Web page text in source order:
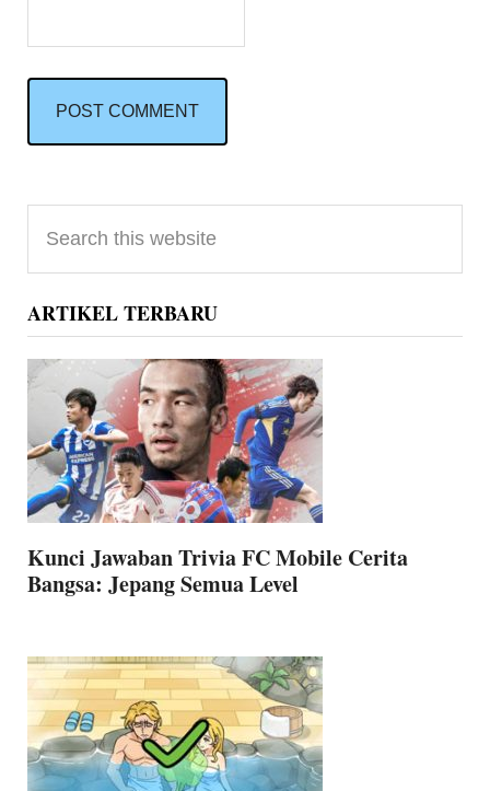
Primary
Sidebar
this
website
ARTIKEL TERBARU
Kunci Jawaban Trivia FC Mobile Cerita
Bangsa: Jepang Semua Level